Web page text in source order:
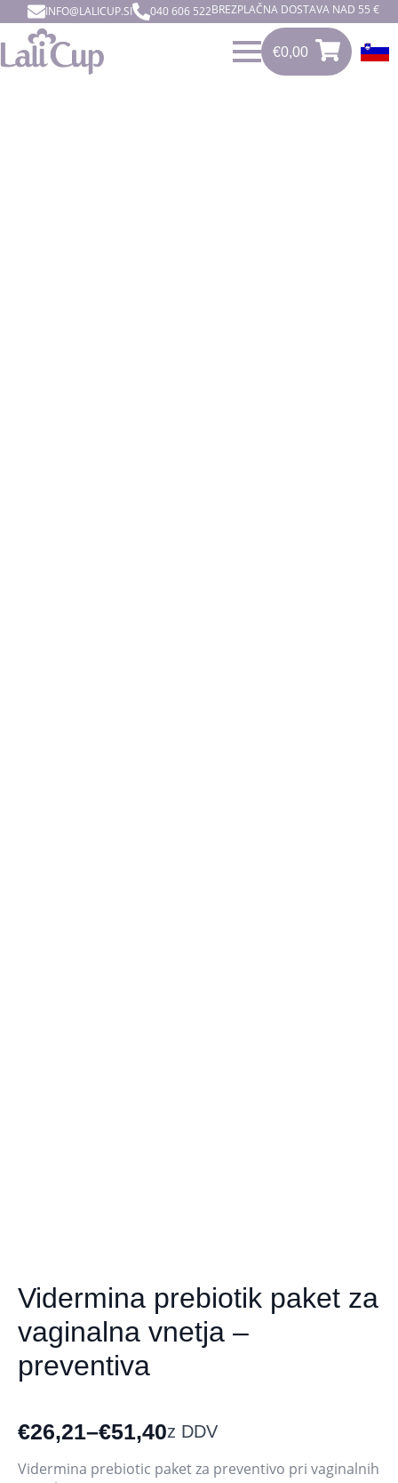
INFO@LALICUP.SI 040 606 522BREZPLAČNA DOSTAVA NAD 55 €
€0,00
€0,00
Vidermina prebiotik paket za
vaginalna vnetja –
preventiva
€26,21–€51,40
Cenovni
razpon:
z DDV
Vidermina prebiotic paket za preventivo pri vaginalnih